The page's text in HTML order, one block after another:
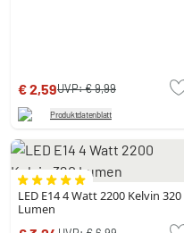
€ 2,59UVP:€ 9,99
Produktdatenblatt
LED E14 4 Watt 2200 Kelvin 320
Lumen